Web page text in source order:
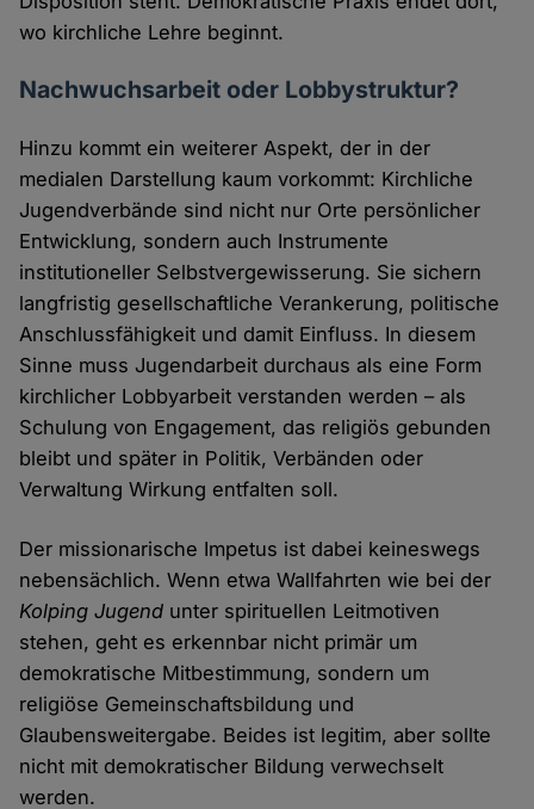
wo kirchliche Lehre beginnt.
Nachwuchsarbeit oder Lobbystruktur?
Hinzu kommt ein weiterer Aspekt, der in der
medialen Darstellung kaum vorkommt: Kirchliche
Jugendverbände sind nicht nur Orte persönlicher
Entwicklung, sondern auch Instrumente
institutioneller Selbstvergewisserung. Sie sichern
langfristig gesellschaftliche Verankerung, politische
Anschlussfähigkeit und damit Einfluss. In diesem
Sinne muss Jugendarbeit durchaus als eine Form
kirchlicher Lobbyarbeit verstanden werden – als
Schulung von Engagement, das religiös gebunden
bleibt und später in Politik, Verbänden oder
Verwaltung Wirkung entfalten soll.
Der missionarische Impetus ist dabei keineswegs
nebensächlich. Wenn etwa Wallfahrten wie bei der
Kolping Jugend unter spirituellen Leitmotiven
stehen, geht es erkennbar nicht primär um
demokratische Mitbestimmung, sondern um
religiöse Gemeinschaftsbildung und
Glaubensweitergabe. Beides ist legitim, aber sollte
nicht mit demokratischer Bildung verwechselt
werden.